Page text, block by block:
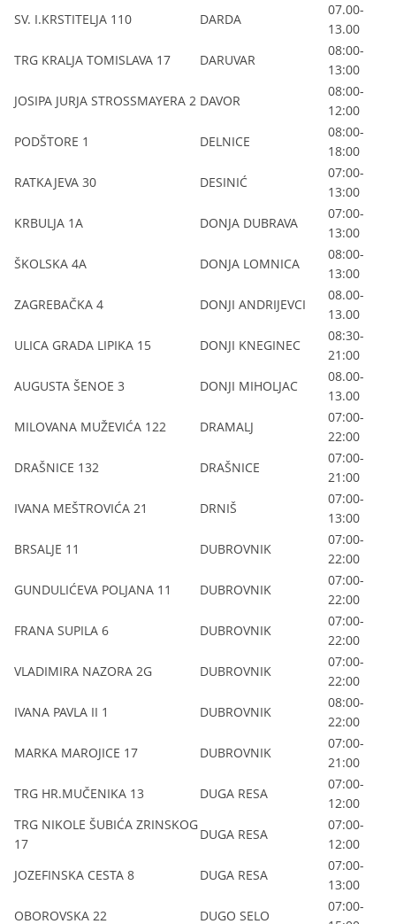
SV. I.KRSTITELJA 110
DARDA
07.00-
13.00
TRG KRALJA TOMISLAVA 17
DARUVAR
08:00-
13:00
JOSIPA JURJA STROSSMAYERA 2 DAVOR
08:00-
12:00
PODŠTORE 1
DELNICE
08:00-
18:00
RATKAJEVA 30
DESINIĆ
07:00-
13:00
KRBULJA 1A
DONJA DUBRAVA
07:00-
13:00
ŠKOLSKA 4A
DONJA LOMNICA
08:00-
13:00
ZAGREBAČKA 4
DONJI ANDRIJEVCI
08.00-
13.00
ULICA GRADA LIPIKA 15
DONJI KNEGINEC
08:30-
21:00
AUGUSTA ŠENOE 3
DONJI MIHOLJAC
08.00-
13.00
MILOVANA MUŽEVIĆA 122
DRAMALJ
07:00-
22:00
DRAŠNICE 132
DRAŠNICE
07:00-
21:00
IVANA MEŠTROVIĆA 21
DRNIŠ
07:00-
13:00
BRSALJE 11
DUBROVNIK
07:00-
22:00
GUNDULIĆEVA POLJANA 11
DUBROVNIK
07:00-
22:00
FRANA SUPILA 6
DUBROVNIK
07:00-
22:00
VLADIMIRA NAZORA 2G
DUBROVNIK
07:00-
22:00
IVANA PAVLA II 1
DUBROVNIK
08:00-
22:00
MARKA MAROJICE 17
DUBROVNIK
07:00-
21:00
TRG HR.MUČENIKA 13
DUGA RESA
07:00-
12:00
TRG NIKOLE ŠUBIĆA ZRINSKOG
17
DUGA RESA
07:00-
12:00
JOZEFINSKA CESTA 8
DUGA RESA
07:00-
13:00
OBOROVSKA 22
DUGO SELO
07:00-